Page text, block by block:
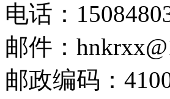
电话：
邮件：
邮政编码：